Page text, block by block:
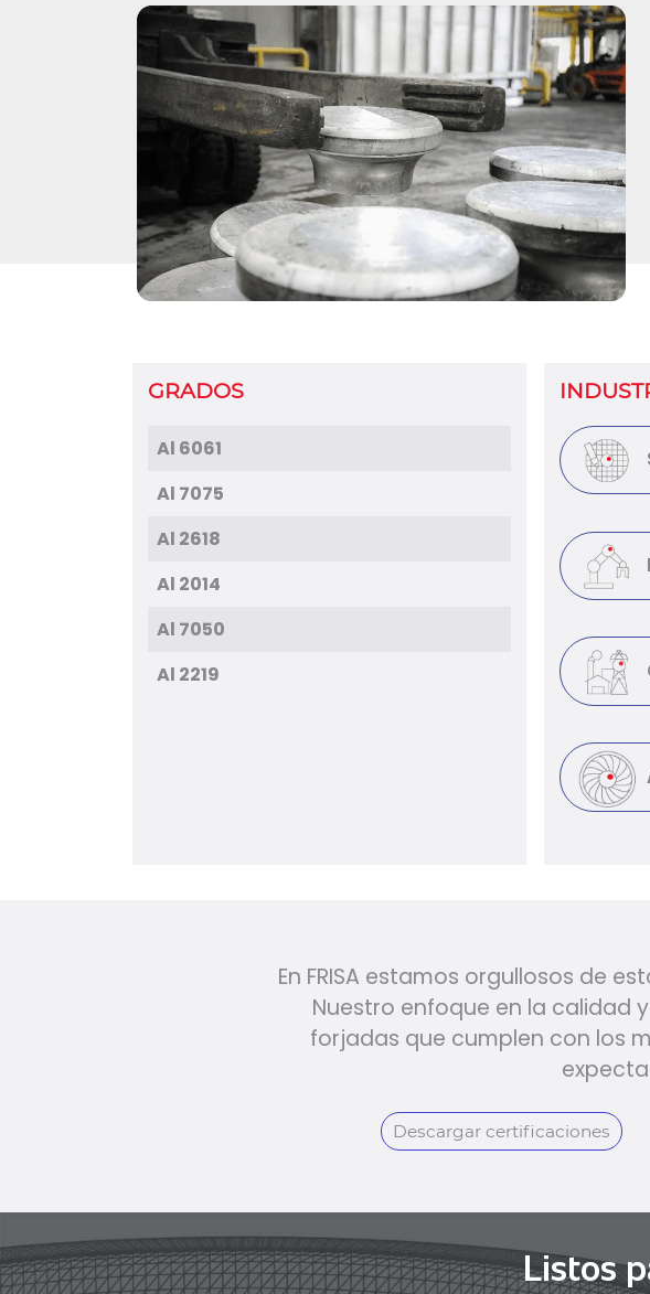
GRADOS
Al 6061
Al 7075
Al 2618
Al 2014
Al 7050
Al 2219
En FRISA estamos orgullosos de
Nuestro enfoque en la calidad
forjadas que cumplen con los
Descargar certificaciones
Listos